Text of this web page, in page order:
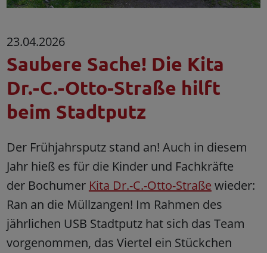
23.04.2026
Saubere Sache! Die Kita
Dr.-C.-Otto-Straße hilft
beim Stadtputz
Der Frühjahrsputz stand an! Auch in diesem
Jahr hieß es für die Kinder und Fachkräfte
der Bochumer Kita Dr.-C.-Otto-Straße wieder:
Ran an die Müllzangen! Im Rahmen des
jährlichen USB Stadtputz hat sich das Team
vorgenommen, das Viertel ein Stückchen